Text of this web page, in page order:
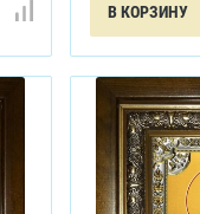
В КОРЗИНУ